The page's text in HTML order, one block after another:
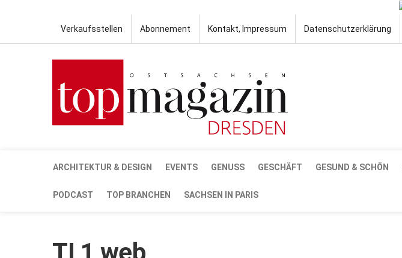
Verkaufsstellen Abonnement Kontakt, Impressum Datenschutzerklärung
ARCHITEKTUR & DESIGN EVENTS GENUSS GESCHÄFT GESUND & SCHÖN
PODCAST TOP BRANCHEN SACHSEN IN PARIS